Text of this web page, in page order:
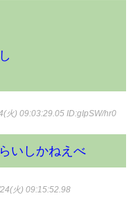
火) 09:03:29.05 ID:gIpSW/hr0
いしかねえべ
24(火) 09:15:52.98